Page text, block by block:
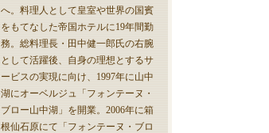
へ。料理人として皇室や世界の国賓
をもてなした帝国ホテルに19年間勤
務。総料理長・田中健一郎氏の右腕
として活躍後、自身の理想とするサ
ービスの実現に向け、1997年に山中
湖にオーベルジュ「フォンテーヌ・
ブロー山中湖」を開業。2006年に箱
根仙石原にて「フォンテーヌ・ブロ